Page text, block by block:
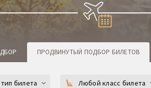
ПРОДВИНУТЫЙ ПОДБОР БИЛЕТОВ
билета Любой класс билета